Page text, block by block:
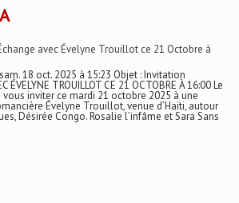
avec Évelyne Trouillot ce 21 Octobre à
18 oct. 2025 à 15:23 Objet : Invitation
ÉVELYNE TROUILLOT CE 21 OCTOBRE À 16:00 Le
vous inviter ce mardi 21 octobre 2025 à une
Évelyne Trouillot, venue d’Haïti, autour
Désirée Congo. Rosalie l’infâme et Sara Sans